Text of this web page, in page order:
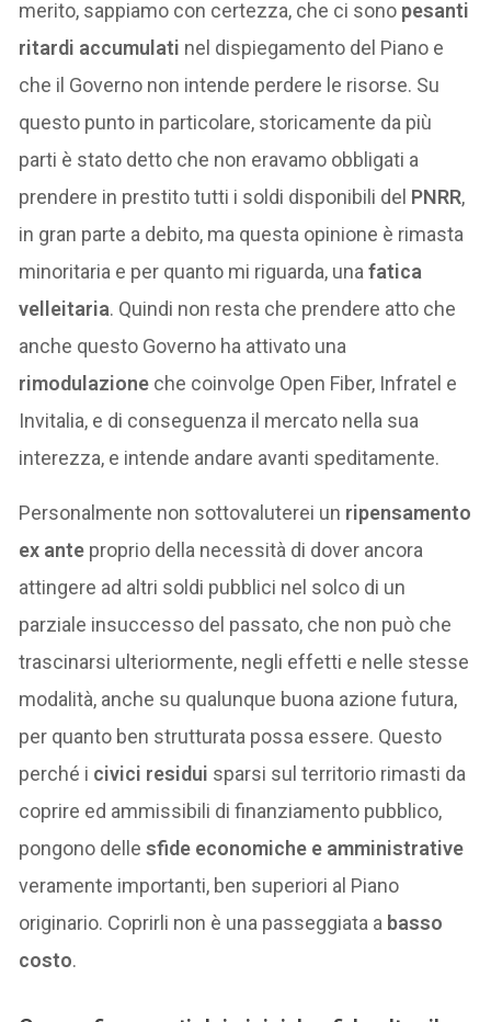
merito, sappiamo con certezza, che ci sono pesanti
ritardi accumulati nel dispiegamento del Piano e
che il Governo non intende perdere le risorse. Su
questo punto in particolare, storicamente da più
parti è stato detto che non eravamo obbligati a
prendere in prestito tutti i soldi disponibili del PNRR,
in gran parte a debito, ma questa opinione è rimasta
minoritaria e per quanto mi riguarda, unafatica
velleitaria. Quindi non resta che prendere atto che
anche questo Governo ha attivato una
rimodulazione che coinvolge Open Fiber, Infratel e
Invitalia, e di conseguenza il mercato nella sua
interezza, e intende andare avanti speditamente.
Personalmente non sottovaluterei un ripensamento
ex ante proprio della necessità di dover ancora
attingere ad altri soldi pubblici nel solco di un
parziale insuccesso del passato, che non può che
trascinarsi ulteriormente, negli effetti e nelle stesse
modalità, anche su qualunque buona azione futura,
per quanto ben strutturata possa essere. Questo
perché i civici residui sparsi sul territorio rimasti da
coprire ed ammissibili di finanziamento pubblico,
pongono dellesfide economiche e amministrative
veramente importanti, ben superiori al Piano
originario. Coprirli non è una passeggiata a basso
costo.